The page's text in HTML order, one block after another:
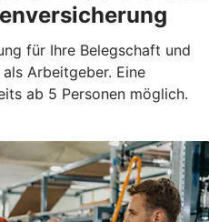
für Ihre Belegschaft und
Arbeitgeber. Eine
ab 5 Personen möglich.